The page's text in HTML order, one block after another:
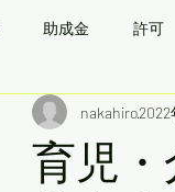
助成金 許可
育児
nakahiro2022